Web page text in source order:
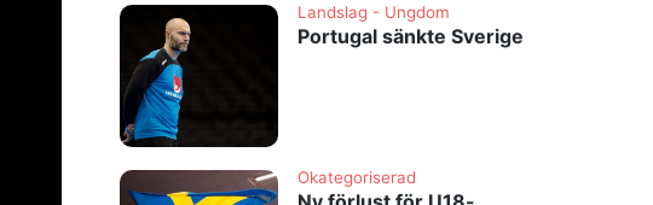
Landslag - Ungdom
Portugal sänkte Sverige
Okategoriserad